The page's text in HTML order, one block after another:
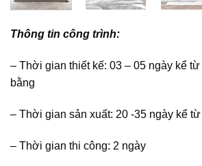
Thông tin công trình:
– Thời gian thiết kế: 03 – 05 ngày kể
bằng
– Thời gian sản xuất: 20 -35 ngày kể
– Thời gian thi công: 2 ngày